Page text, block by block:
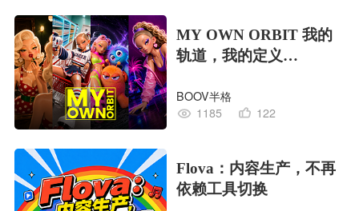
MY OWN ORBIT 我的
轨道，我的定义
对
BOOV半格
1185
122
Flova：内容生产，不再
依赖工具切换